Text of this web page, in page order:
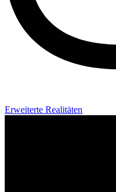
Erweiterte Realitäten